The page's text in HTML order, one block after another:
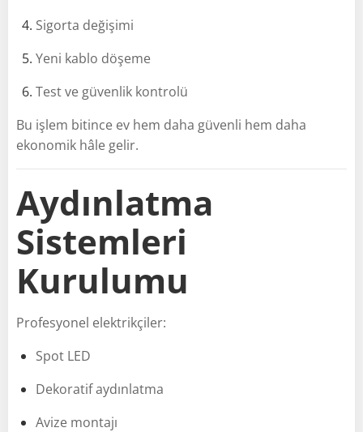
Sigorta değişimi
Yeni kablo döşeme
Test ve güvenlik kontrolü
Bu işlem bitince ev hem daha güvenli hem daha
ekonomik hâle gelir.
Aydınlatma
Sistemleri
Kurulumu
Profesyonel elektrikçiler:
Spot LED
Dekoratif aydınlatma
Avize montajı